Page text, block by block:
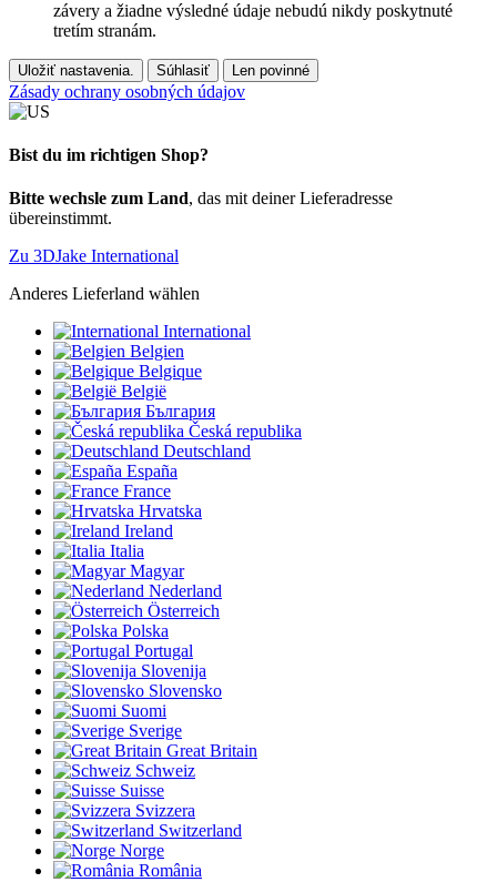
závery a žiadne výsledné údaje nebudú nikdy poskytnuté
tretím stranám.
Uložiť nastavenia. Súhlasiť Len povinné
Zásady ochrany osobných údajov
Bist du im richtigen Shop?
Bitte wechsle zum Land, das mit deiner Lieferadresse
übereinstimmt.
Zu 3DJake International
Anderes Lieferland wählen
International
Belgien
Belgique
België
България
Česká republika
Deutschland
España
France
Hrvatska
Ireland
Italia
Magyar
Nederland
Österreich
Polska
Portugal
Slovenija
Slovensko
Suomi
Sverige
Great Britain
Schweiz
Suisse
Svizzera
Switzerland
Norge
România